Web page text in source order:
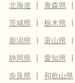
北海道 青森県
茨城県
栃木県
新潟県
富山県
静岡県
愛知県
奈良県
和歌山県